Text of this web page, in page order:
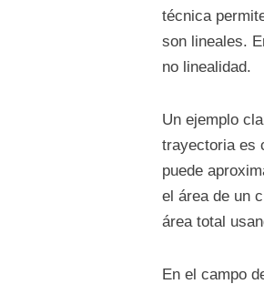
técnica
son lineales.
no linealidad.
Un ejemplo
trayectoria es
puede
el área de un
área total
En el campo